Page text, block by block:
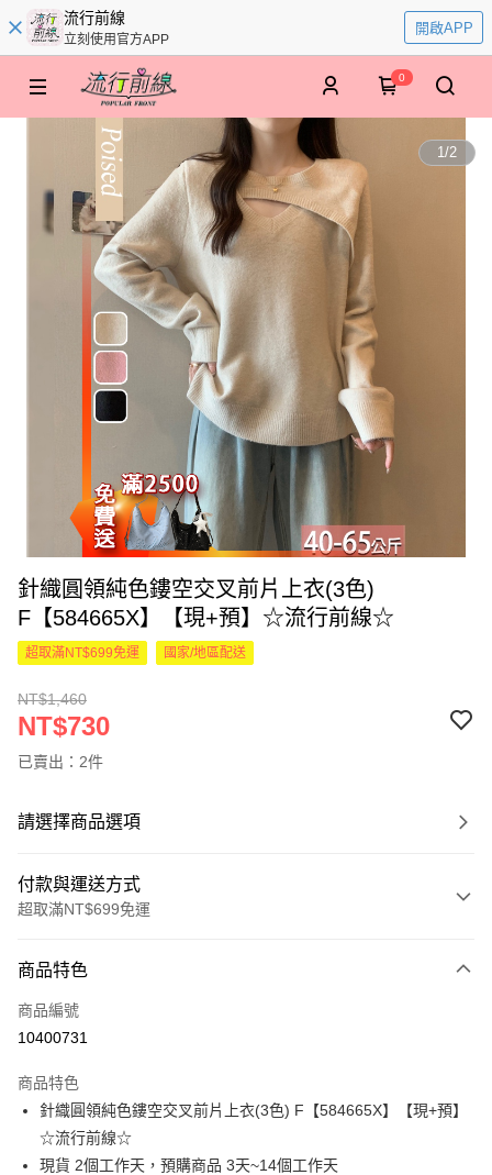
流行前線
立刻使用官方APP
開啟APP
0
1/2
針織圓領純色鏤空交叉前片上衣(3色)
F【584665X】【現+預】☆流行前線☆
超取滿NT$699免運 國家/地區配送
NT$1,460
NT$730
已賣出：2件
請選擇商品選項
付款與運送方式
超取滿NT$699免運
信用卡一次付款
超商取貨付款
Apple Pay
街口支付
商品特色
商品編號
10400731
商品特色
針織圓領純色鏤空交叉前片上衣(3色) F【584665X】【現+預】
☆流行前線☆
現貨 2個工作天，預購商品 3天~14個工作天